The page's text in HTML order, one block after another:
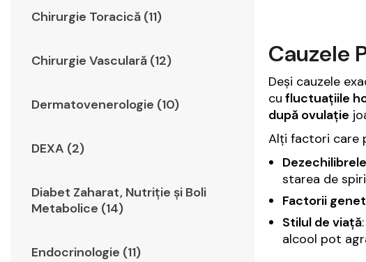
Chirurgie Toracică (11)
Chirurgie Vasculară (12)
Dermatovenerologie (10)
DEXA (2)
Diabet Zaharat, Nutriţie şi Boli
Metabolice (14)
Endocrinologie (11)
Cauzele
Deși cauzele
cu fluctuațiile
după ovulație
Alți factori care
starea de
Factorii
Stilul de viață
alcool pot